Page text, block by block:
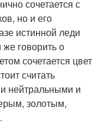
сочетается с
но и его
истинной леди
говорить о
сочетается цвет
считать
нейтральными и
золотым,